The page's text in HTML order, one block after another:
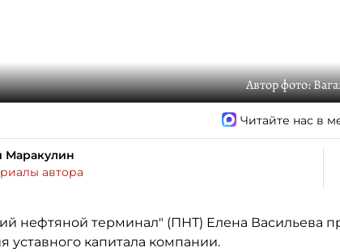
Автор фото:
Читайте нас в
Маракулин
автора
нефтяной терминал" (ПНТ) Елена Васильева
капитала компании.